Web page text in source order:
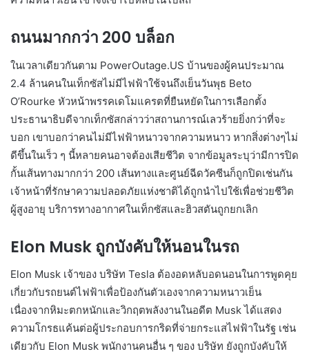
ถนนมากกว่า 200 บล็อก
ในเวลาเดียวกันตาม PowerOutage.US บ้านของผู้คนประมาณ
2.4 ล้านคนในเท็กซัสไม่มีไฟฟ้าใช้จนถึงเย็นวันพุธ Beto
O’Rourke หัวหน้าพรรคเดโมแครตที่ยืนหยัดในการเลือกตั้ง
ประธานาธิบดีจากเท็กซัสกล่าวว่าสถานการณ์เลวร้ายยิ่งกว่าที่จะ
บอก เขาบอกว่าคนไม่มีไฟฟ้าหนาวจากความหนาว หากสิ่งต่างๆไม่
ดีขึ้นในเร็ว ๆ นี้หลายคนอาจต้องเสียชีวิต จากข้อมูลระบุว่ามีการปิด
กั้นเส้นทางมากกว่า 200 เส้นทางและศูนย์ฉีดวัคซีนก็ถูกปิดเช่นกัน
เจ้าหน้าที่รักษาความปลอดภัยแห่งชาติได้ถูกนำไปใช้เพื่อช่วยชีวิต
ผู้สูงอายุ บริการทางอากาศในเท็กซัสและฮิวสตันถูกยกเลิก
Elon Musk ถูกบังคับให้นอนในรถ
Elon Musk เจ้าของ บริษัท Tesla ต้องอดหลับอดนอนในการพูดคุย
เกี่ยวกับรถยนต์ไฟฟ้าเพื่อป้องกันตัวเองจากความหนาวเย็น
เนื่องจากหิมะตกหนักและวิกฤตพลังงานในอดีต Musk ได้แสดง
ความโกรธแค้นต่อผู้ประกอบการกริดที่จ่ายกระแสไฟฟ้าในรัฐ เช่น
เดียวกับ Elon Musk พนักงานคนอื่น ๆ ของ บริษัท ยังถูกบังคับให้